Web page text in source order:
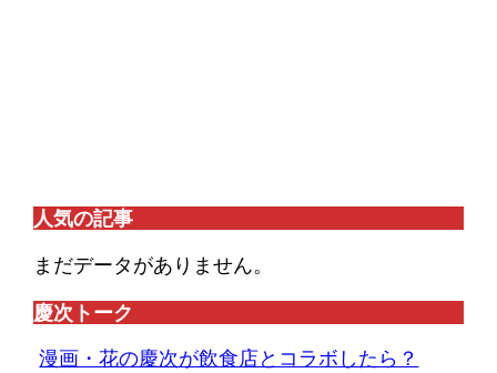
人気の記事
まだデータがありません。
慶次トーク
漫画・花の慶次が飲食店とコラボしたら？